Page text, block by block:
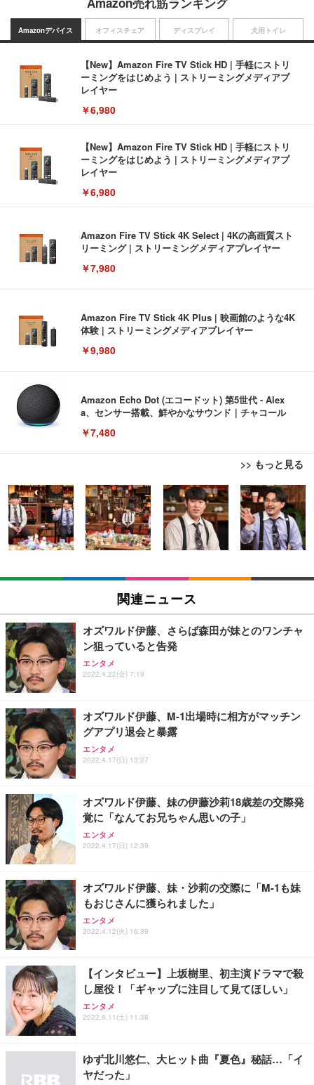
Amazonデバイス
【New】Amazon Fire TV Stick HD | 手軽にストリ
ーミングをはじめよう | ストリーミングメディアプ
レイヤー
￥6,980
【New】Amazon Fire TV Stick HD | 手軽にストリ
ーミングをはじめよう | ストリーミングメディアプ
レイヤー
￥6,980
Amazon Fire TV Stick 4K Select | 4Kの高画質スト
リーミング | ストリーミングメディアプレイヤー
￥7,980
Amazon Fire TV Stick 4K Plus | 映画館のような4K
体験 | ストリーミングメディアプレイヤー
￥9,980
Amazon Echo Dot (エコードット) 第5世代 - Alex
a、センサー搭載、鮮やかなサウンド｜チャコール
￥7,480
>> もっと見る
オフィスチェア
[EdoErgo] オフィスチェア 椅子 テレワーク 疲れな
い 跳ね上げ式アームレスト コンパクト 約105度ロッ
キング pc 事務椅子 360度回転 座面昇降 強化ナイロ
ン樹脂ベース 通気性メッシュ 在宅ワーク H-WY01
(黒網+黒枠+黒足)
￥5,699
SIHOO B100 オフィスチェア／デスクチェア メッシ
ュチェア 人間工学 疲れない ブラック
￥27,999
Sezlife オフィスチェア デスクチェア 疲れない テレ
ワーク チェア 強化バックレスト 30度ロッキング機
能 人間工学 椅子 腰サポート 90度跳ね上げ式アーム
務用 おしゃれ パソコンチェア (ブラック)
Sezlife オフィスチェア デスクチェア 疲れない テレ
ワーク チェア 強化バックレスト 30度ロッキング機
能 人間工学 椅子 腰サポート 90度跳ね上げ式アーム
務用 おしゃれ パソコンチェア (ホワイト)
ANDWINT オフィスチェア デスクチェア 肘なし メ
ッシュ 通気性 ランバーサポート付き 腰サポート ガ
ス圧無段階昇降 360度回転 キャスター付き コンパク
ディスプレイ
EIZO ビジネス向けプレミアムモニター | FlexScan
EV3240X-WT | 31.5型4K UHD・USB Type-C・ホワ
イト
￥105,595
EIZO ビジネス向けプレミアムモニター | FlexScan
￥109,572
【純正品】27"ゲーミングモニター DualSense 充電
フック付き（CFI-ZDM1J）
【整備済み品】Dell E2724HS 27インチ 液晶モニタ
ー フルHD（1920×1080）VA 非光沢 HDMI/DisplayP
ort/VGA スピーカー内蔵 高さ調整 スイベル VESA対
【MiniLED/24.5inch/280Hz/FHD】GRAPHT THE S
HOOTER Gaming Monitor 24” Essential ゲーミン
グモニター QD 24.5インチ 1ms FHD 量子ドット 残
犬用トイレ
Amazonベーシック ペットシーツ 薄型 レギュラー 1
回使い捨て 無香料 ホワイト 300枚
￥3,373
Amazonベーシック ペットシーツ 厚型 ワイド 42枚
x2袋(84枚) ホワイト(吸収面:ライトブルー)
￥3,234
ネオ・ルーライフ ネオ・オムツ L 中型犬用 26枚入
り 単品
Smart Basic(スマートベーシック) 【Amazon.co.jp
限定】 Smart Basic アイリスオーヤマ ペットシーツ
超厚型 お徳用 ワイド 100枚入 (x 1) (ケース販売)
アイリスオーヤマ ペットシーツ 超厚型 お徳用 レギ
ュラー 200枚入【Amazon.co.jp限定】
関連ニュース
オズワルド伊藤、さらば森田が妹とのワンチャ
ン狙っていると告発
エンタメ
2022.4.22(金) 7:19
オズワルド伊藤、M-1出場時に相方がマッチン
グアプリ退会と暴露
エンタメ
2022.4.17(日) 13:27
オズワルド伊藤、妹の伊藤沙莉18歳差の交際発
覚に「なんてお兄ちゃん思いの子」
エンタメ
2022.4.17(日) 12:39
オズワルド伊藤、妹・沙莉の交際に「M-1も妹
もおじさんに獲られました」
エンタメ
2022.4.12(火) 16:39
【インタビュー】上坂樹里、初主演ドラマで殺
し屋役！「ギャップに注目して見てほしい」
エンタメ
2022.6.11(土) 11:38
ゆず北川悠仁、大ヒット曲『夏色』秘話…「イ
ヤだった」